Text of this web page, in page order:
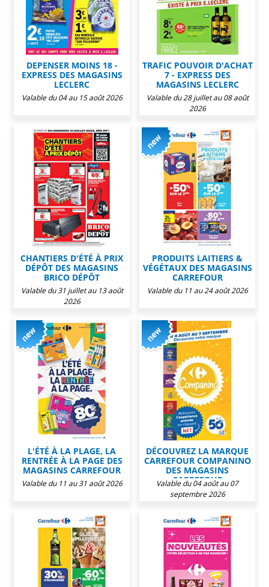
DEPENSER MOINS 18 -
EXPRESS DES MAGASINS
LECLERC
Valable du 04 au 15 août 2026
TRAFIC POUVOIR D'ACHAT
7 - EXPRESS DES
MAGASINS LECLERC
Valable du 28 juillet au 08 août
2026
CHANTIERS D'ÉTÉ À PRIX
DÉPÔT DES MAGASINS
BRICO DÉPÔT
Valable du 31 juillet au 13 août
2026
PRODUITS LAITIERS &
VÉGÉTAUX DES MAGASINS
CARREFOUR
Valable du 11 au 24 août 2026
L'ÉTÉ À LA PLAGE, LA
RENTRÉE À LA PAGE DES
MAGASINS CARREFOUR
Valable du 11 au 31 août 2026
DÉCOUVREZ LA MARQUE
CARREFOUR COMPANINO
DES MAGASINS
CARREFOUR
Valable du 04 août au 07
septembre 2026